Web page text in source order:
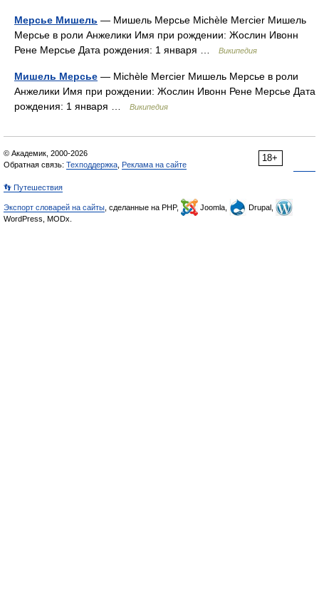
Мерсье Мишель — Мишель Мерсье Michèle Mercier Мишель
Мерсье в роли Анжелики Имя при рождении: Жослин Ивонн
Рене Мерсье Дата рождения: 1 января …
Википедия
Мишель Мерсье — Michèle Mercier Мишель Мерсье в роли
Анжелики Имя при рождении: Жослин Ивонн Рене Мерсье Дата
рождения: 1 января …
Википедия
18+
© Академик, 2000-2026
Обратная связь: Техподдержка Реклама на сайте
👣 Путешествия
Экспорт словарей на сайты , сделанные на PHP, Joomla,
Drupal,
WordPress, MODx.